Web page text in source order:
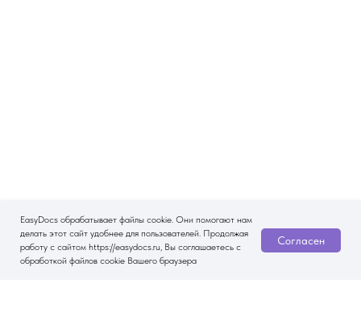
EasyDocs обрабатывает файлы cookie. Они помогают нам
делать этот сайт удобнее для пользователей. Продолжая
работу с сайтом https://easydocs.ru, Вы соглашаетесь с
обработкой файлов cookie Вашего браузера
Согласен